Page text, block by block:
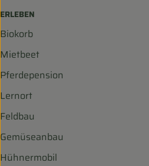
ERLEBEN
Biokorb
Mietbeet
Pferdepension
Lernort
Feldbau
Gemüseanbau
Hühnermobil